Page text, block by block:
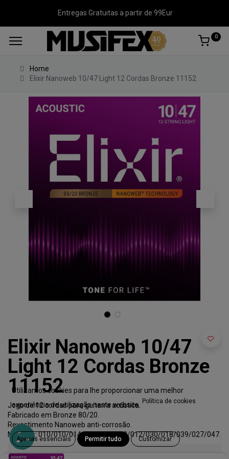
Entregas Gratuitas a partir de 99Eur
0
Home
Elixir Nanoweb 10/47 Light 12 Cordas Bronze 11152
Elixir Nanoweb 10/47
Light 12 Cordas Bronze
11152
Jogo de 12 cordas para guitarra acústica.
Fabricado em Bronze 80/20.
Revestimento Nanoweb anti-corrosão.
Medidas: 010/010/014/014/009/023/012/030/018/039/027/047.
Utilizamos cookies para lhe proporcionar uma melhor
experiência de utilização neste website.
Política de cookies
Apenas essenciais Permitir tudo Customizar